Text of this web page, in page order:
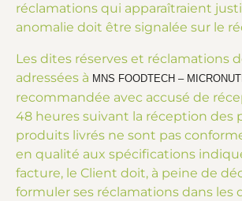
réclamations qui apparaîtraient
anomalie doit être signalée sur le
Les dites réserves et réclamations
adressées à MNS FOODTECH –
recommandée avec accusé de
48 heures suivant la réception des
produits livrés ne sont pas
en qualité aux spécifications
facture, le Client doit, à peine de
formuler ses réclamations dans les